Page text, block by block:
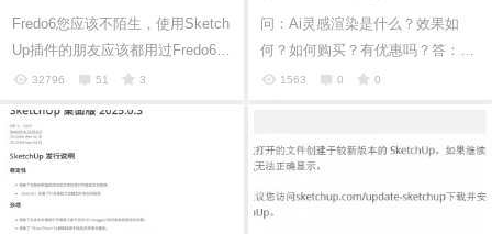
Fredo6您应该不陌生，使用Sketch
Up插件的朋友应该都用过Fredo6开
发的插件。如果您安装Fredo插件
就会弹...
32796 51 3
问：Ai灵感渲染是什么？效果如
何？如何购买？有优惠吗？答：Ai
灵感渲染是什么？是SUAPP推出
1563 0 0